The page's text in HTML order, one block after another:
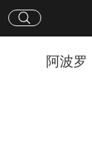
阿波罗